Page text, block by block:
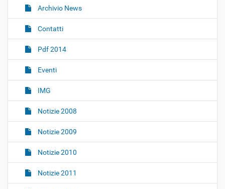
g
i
n
Archivio News
Contatti
Pdf 2014
Eventi
IMG
Notizie 2008
Notizie 2009
Notizie 2010
Notizie 2011